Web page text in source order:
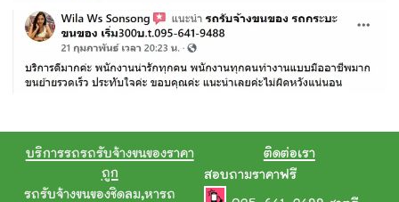
บริการรถรถรับจ้างขนของราคา
ถูก
รถรับจ้างขนของชิดลม,หารถ
ติดต่อเรา
สอบถามราคาฟรี